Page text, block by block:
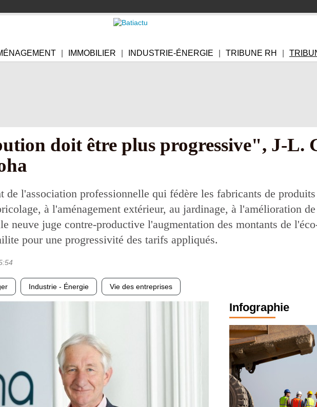
IMMOBILIER INDUSTRIE-ÉNERGIE TRIBUNE RH
doit être plus progressive", J-L.
de l'association professionnelle qui fédère les fabricants de
à l'aménagement extérieur, au jardinage, à l'amélioration
neuve juge contre-productive l'augmentation des montants de
pour une progressivité des tarifs appliqués.
Industrie - Énergie Vie des entreprises
Infographie